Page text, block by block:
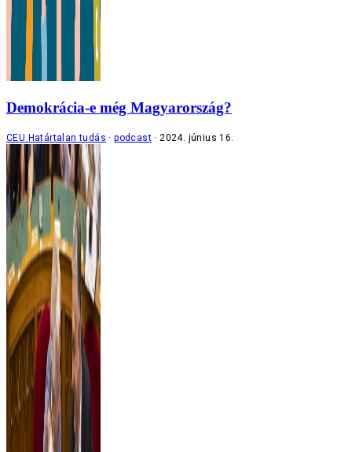
Demokrácia-e még Magyarország?
CEU Határtalan tudás podcast 2024. június 16.